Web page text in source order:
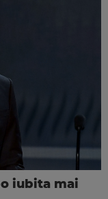
iubita mai